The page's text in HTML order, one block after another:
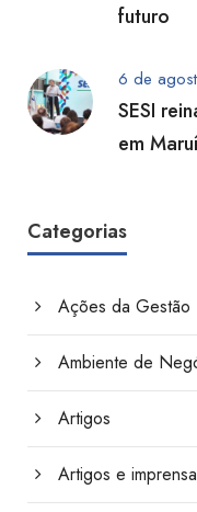
futuro
6 de
SESI
em
Categorias
Ações da Gestão
Ambiente de
Artigos
Artigos e imprensa